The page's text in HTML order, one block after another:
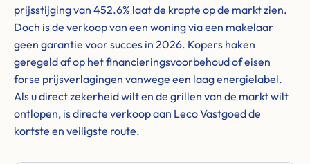
prijsstijging van 452.6% laat de krapte op de markt zien.
Doch is de verkoop van een woning via een makelaar
geen garantie voor succes in 2026. Kopers haken
geregeld af op het financieringsvoorbehoud of eisen
forse prijsverlagingen vanwege een laag energielabel.
Als u direct zekerheid wilt en de grillen van de markt wilt
ontlopen, is directe verkoop aan Leco Vastgoed de
kortste en veiligste route.